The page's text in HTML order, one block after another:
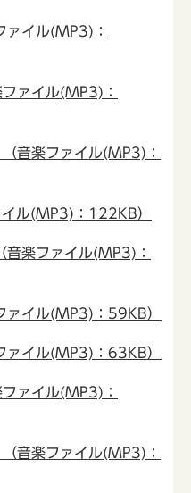
ァイル(MP3)：
ァイル(MP3)：
音楽ファイル(MP3)：
ル(MP3)：122KB）
音楽ファイル(MP3)：
ァイル(MP3)：59KB）
ァイル(MP3)：63KB）
ァイル(MP3)：
音楽ファイル(MP3)：